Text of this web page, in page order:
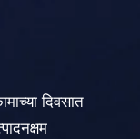
दिवसात